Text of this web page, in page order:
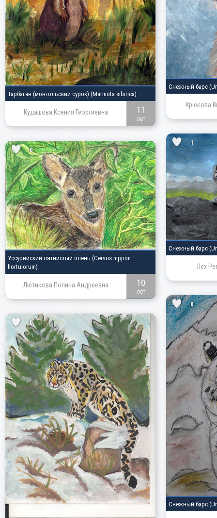
Снежный барс
Крюкова
Тарбаган (монгольский сурок) (Marmota sibirica)
Кудашова Ксения Георгиевна 11
лет
1
Снежный барс
Лех
0
Уссурийский пятнистый олень (Cervus nippon
hortulorum)
Лютикова Полина Андреевна 10
лет
0
Снежный барс
0